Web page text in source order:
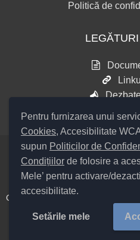
Pentru furnizarea unui
Cookies, Accesibilitate
supun Politicilor de
Condițiilor de folosire a
Mele’ pentru activare/
accesibilitate.
Setările mele
Politică de
Setări Cookies
Cod Județ 4 / Județul Bacău /
SIRUTA al Unității Administrativ